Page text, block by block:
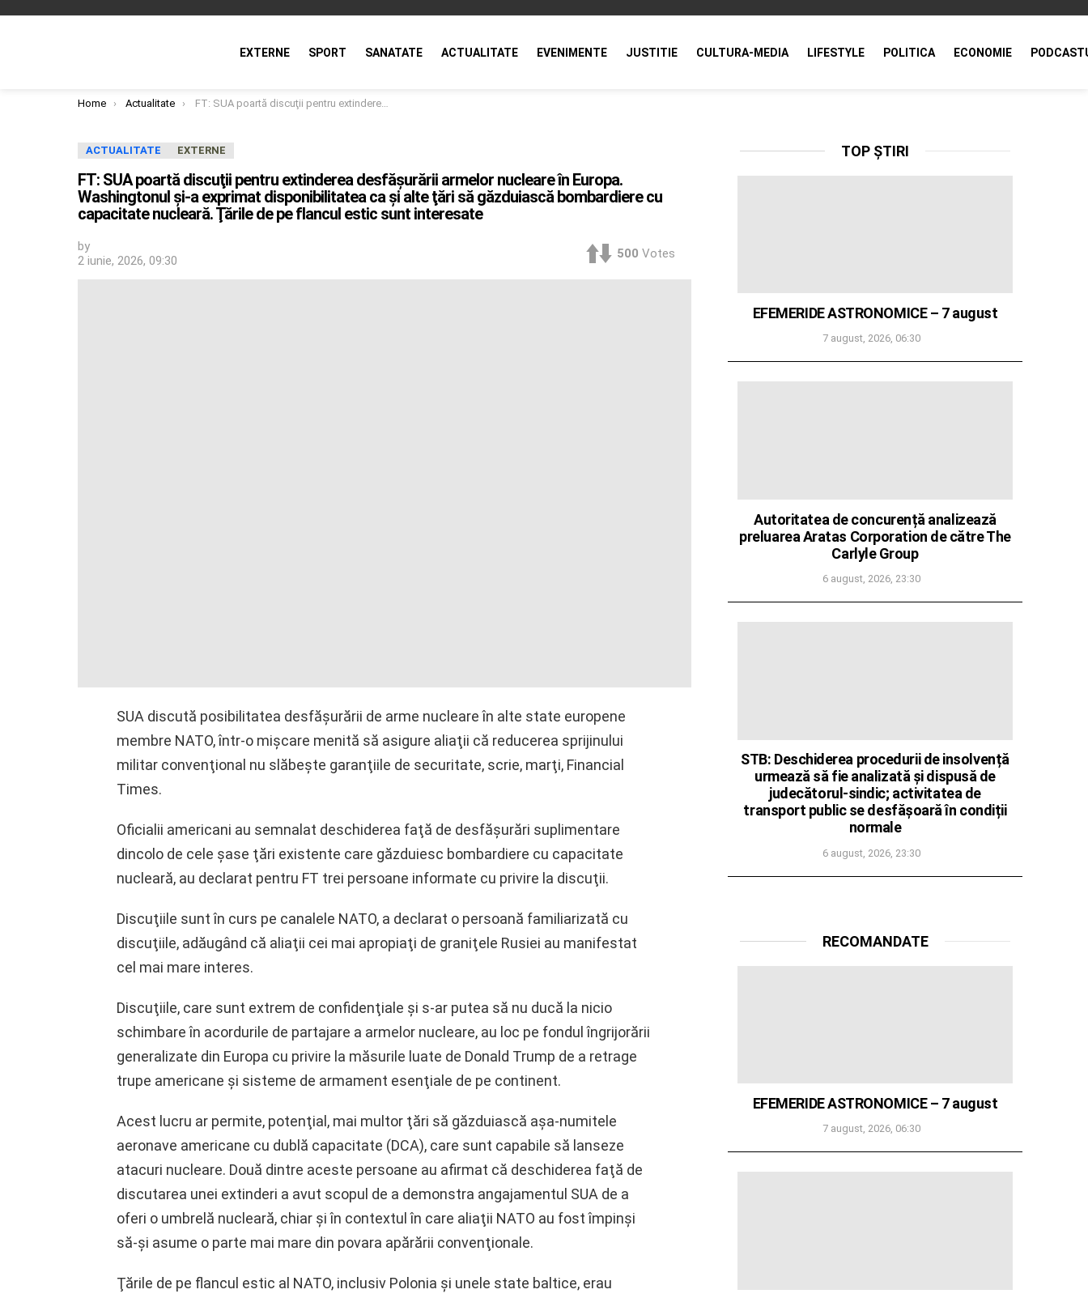
EXTERNE SPORT SANATATE ACTUALITATE EVENIMENTE JUSTITIE CULTURA-MEDIA LIFESTYLE POLITICA ECONOMIE
You are here:
Home Actualitate FT: SUA poartă discuţii pentru extinderea desfăşurării armelor nucleare în Europa. Washingtonul şi-a exprimat disponibilitatea ca şi alte ţări să găzduiască bombardiere cu capacitate nucleară. Ţările de pe flancul estic sunt interesate
ACTUALITATE EXTERNE
FT: SUA poartă discuţii pentru extinderea desfăşurării armelor nucleare în Europa.
Washingtonul şi-a exprimat disponibilitatea ca şi alte ţări să găzduiască bombardiere cu
capacitate nucleară. Ţările de pe flancul estic sunt interesate
by
2 iunie, 2026, 09:30
500 Votes
SUA discută posibilitatea desfăşurării de arme nucleare în alte state europene
membre NATO, într-o mişcare menită să asigure aliaţii că reducerea sprijinului
militar convenţional nu slăbeşte garanţiile de securitate, scrie, marţi, Financial
Times.
Oficialii americani au semnalat deschiderea faţă de desfăşurări suplimentare
dincolo de cele şase ţări existente care găzduiesc bombardiere cu capacitate
nucleară, au declarat pentru FT trei persoane informate cu privire la discuţii.
Discuţiile sunt în curs pe canalele NATO, a declarat o persoană familiarizată cu
discuţiile, adăugând că aliaţii cei mai apropiaţi de graniţele Rusiei au manifestat
cel mai mare interes.
Discuţiile, care sunt extrem de confidenţiale şi s-ar putea să nu ducă la nicio
schimbare în acordurile de partajare a armelor nucleare, au loc pe fondul îngrijorării
generalizate din Europa cu privire la măsurile luate de Donald Trump de a retrage
trupe americane şi sisteme de armament esenţiale de pe continent.
Acest lucru ar permite, potenţial, mai multor ţări să găzduiască aşa-numitele
aeronave americane cu dublă capacitate (DCA), care sunt capabile să lanseze
atacuri nucleare. Două dintre aceste persoane au afirmat că deschiderea faţă de
discutarea unei extinderi a avut scopul de a demonstra angajamentul SUA de a
oferi o umbrelă nucleară, chiar şi în contextul în care aliaţii NATO au fost împinşi
să-şi asume o parte mai mare din povara apărării convenţionale.
Ţările de pe flancul estic al NATO, inclusiv Polonia şi unele state baltice, erau
TOP ȘTIRI
EFEMERIDE ASTRONOMICE – 7 august
7 august, 2026, 06:30
Autoritatea de concurență analizează
preluarea Aratas Corporation de către The
Carlyle Group
6 august, 2026, 23:30
STB: Deschiderea procedurii de insolvență
urmează să fie analizată și dispusă de
judecătorul-sindic; activitatea de
transport public se desfășoară în condiții
normale
6 august, 2026, 23:30
RECOMANDATE
EFEMERIDE ASTRONOMICE – 7 august
7 august, 2026, 06:30